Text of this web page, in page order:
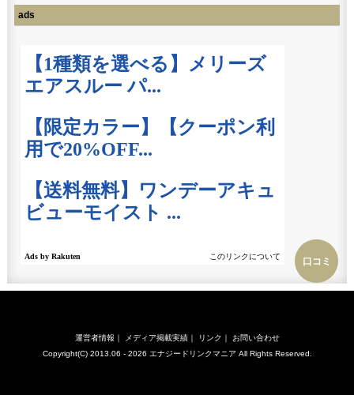
口コミ
ads
運営者情報 ｜ メディア掲載実績｜ リンク ｜
お問い合わせ
Copyright(C) 2013.06 - 2026 エナジードリンクマニア All Rights Reserved.